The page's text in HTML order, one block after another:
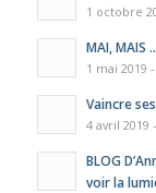
1 octobre
MAI, MAIS
1 mai 2019
Vaincre
4 avril 2019
BLOG
voir la